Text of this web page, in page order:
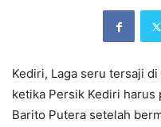
Kediri, Laga seru tersaji di
ketika Persik Kediri harus
Barito Putera setelah